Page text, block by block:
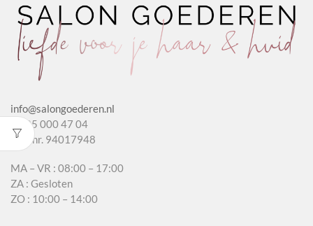
info@salongoederen.nl
T 085 000 47 04
KvK nr. 94017948
MA – VR : 08:00 – 17:00
ZA : Gesloten
ZO : 10:00 – 14:00